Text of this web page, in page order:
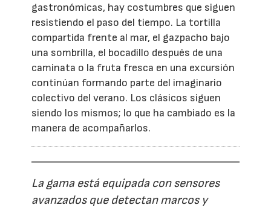
gastronómicas, hay costumbres que siguen
resistiendo el paso del tiempo. La tortilla
compartida frente al mar, el gazpacho bajo
una sombrilla, el bocadillo después de una
caminata o la fruta fresca en una excursión
continúan formando parte del imaginario
colectivo del verano. Los clásicos siguen
siendo los mismos; lo que ha cambiado es la
manera de acompañarlos.
La gama está equipada con sensores
avanzados que detectan marcos y